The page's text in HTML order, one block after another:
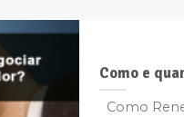
Como e
Como